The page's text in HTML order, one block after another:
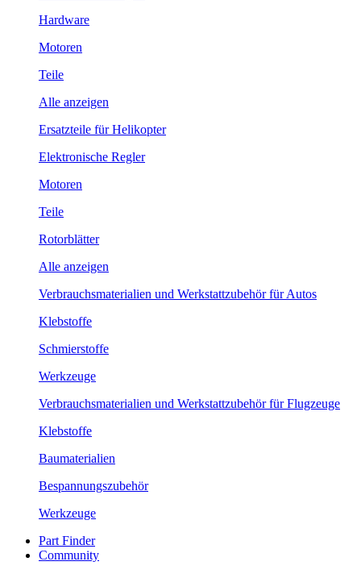
Hardware
Motoren
Teile
Alle anzeigen
Ersatzteile für Helikopter
Elektronische Regler
Motoren
Teile
Rotorblätter
Alle anzeigen
Verbrauchsmaterialien und Werkstattzubehör für Autos
Klebstoffe
Schmierstoffe
Werkzeuge
Verbrauchsmaterialien und Werkstattzubehör für Flugzeuge
Klebstoffe
Baumaterialien
Bespannungszubehör
Werkzeuge
Part Finder
Community